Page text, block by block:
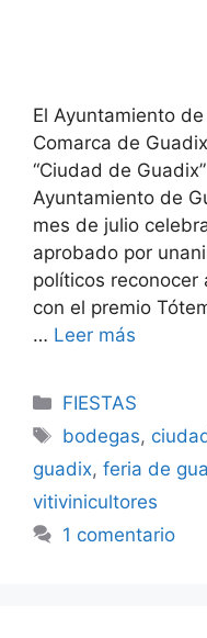
El Ayuntamiento
Comarca de
“Ciudad de
Ayuntamiento de
mes de julio
aprobado por
políticos reconocer
con el premio
… Leer más
Categorías
FIESTAS
Etiquetas
bodegas,
guadix, feria de
vitivinicultores
1 comentario